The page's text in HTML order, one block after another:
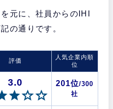
元に、社員からのIHI
の通りです。
評価
人気企業内順
位
3.0 201位/300
社